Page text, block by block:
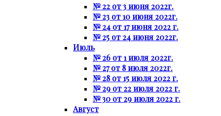
№ 22 от 3 июня 2022г.
№ 23 от 10 июня 2022г.
№ 24 от 17 июня 2022 г.
№ 25 от 24 июня 2022г.
Июль
№ 26 от 1 июля 2022г.
№ 27 от 8 июля 2022г.
№ 28 от 15 июля 2022 г.
№ 29 от 22 июля 2022 г.
№ 30 от 29 июля 2022 г.
Август